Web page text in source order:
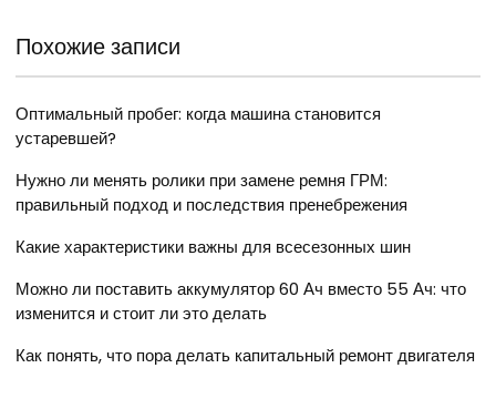
Похожие записи
Оптимальный пробег: когда машина становится
устаревшей?
Нужно ли менять ролики при замене ремня ГРМ:
правильный подход и последствия пренебрежения
Какие характеристики важны для всесезонных шин
Можно ли поставить аккумулятор 60 Ач вместо 55 Ач: что
изменится и стоит ли это делать
Как понять, что пора делать капитальный ремонт двигателя